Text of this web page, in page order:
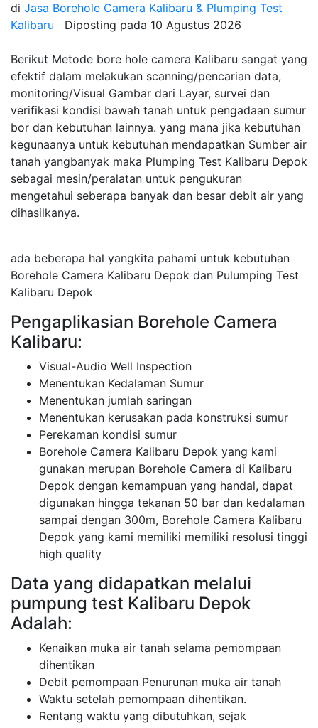
di Jasa Borehole Camera Kalibaru & Plumping Test
Kalibaru
Diposting pada 10 Agustus 2026
Berikut Metode bore hole camera Kalibaru sangat yang
efektif dalam melakukan scanning/pencarian data,
monitoring/Visual Gambar dari Layar, survei dan
verifikasi kondisi bawah tanah untuk pengadaan sumur
bor dan kebutuhan lainnya. yang mana jika kebutuhan
kegunaanya untuk kebutuhan mendapatkan Sumber air
tanah yangbanyak maka Plumping Test Kalibaru Depok
sebagai mesin/peralatan untuk pengukuran
mengetahui seberapa banyak dan besar debit air yang
dihasilkanya.
ada beberapa hal yangkita pahami untuk kebutuhan
Borehole Camera Kalibaru Depok dan Pulumping Test
Kalibaru Depok
Pengaplikasian Borehole Camera
Kalibaru:
Visual-Audio Well Inspection
Menentukan Kedalaman Sumur
Menentukan jumlah saringan
Menentukan kerusakan pada konstruksi sumur
Perekaman kondisi sumur
Borehole Camera Kalibaru Depok yang kami
gunakan merupan Borehole Camera di Kalibaru
Depok dengan kemampuan yang handal, dapat
digunakan hingga tekanan 50 bar dan kedalaman
sampai dengan 300m, Borehole Camera Kalibaru
Depok yang kami memiliki memiliki resolusi tinggi
high quality
Data yang didapatkan melalui
pumpung test Kalibaru Depok
Adalah:
Kenaikan muka air tanah selama pemompaan
dihentikan
Debit pemompaan Penurunan muka air tanah
Waktu setelah pemompaan dihentikan.
Rentang waktu yang dibutuhkan, sejak